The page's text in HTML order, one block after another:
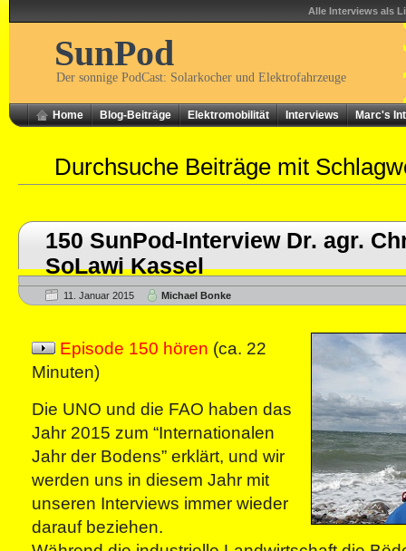
Alle Interviews als
SunPod
Der sonnige PodCast: Solarkocher und Elektrofahrzeuge
Home Blog-Beiträge Elektromobilität Interviews Marc's
Durchsuche Beiträge mit
150 SunPod-Interview Dr. agr.
SoLawi Kassel
11. Januar 2015 Michael Bonke
Episode 150 hören (ca. 22
Minuten)
Die UNO und die FAO haben das
Jahr 2015 zum “Internationalen
Jahr der Bodens” erklärt, und wir
werden uns in diesem Jahr mit
unseren Interviews immer wieder
darauf beziehen.